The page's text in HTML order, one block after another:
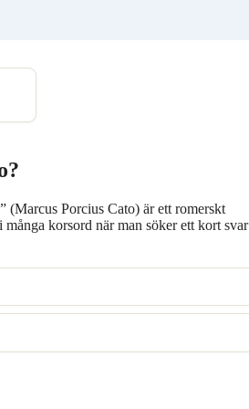
(Marcus Porcius Cato) är ett romerskt
korsord när man söker ett kort svar